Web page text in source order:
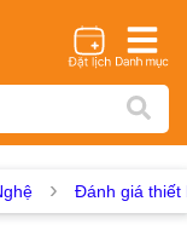
Realme Vivo
Đánh giá thiết